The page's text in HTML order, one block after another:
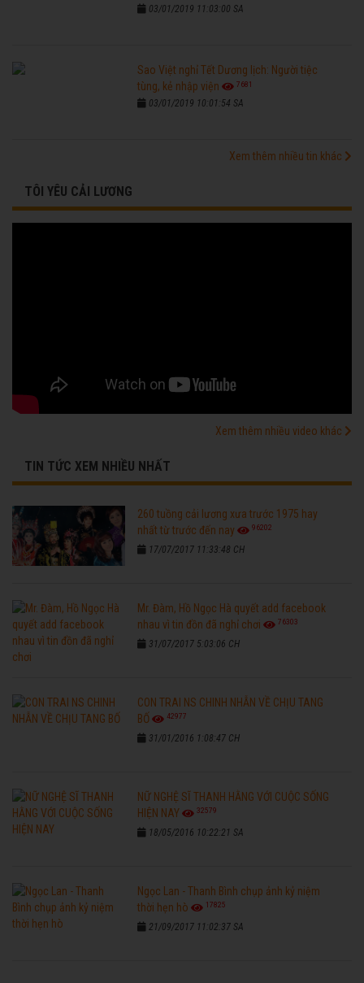
03/01/2019 11:03:00 SA
Sao Việt nghỉ Tết Dương lịch: Người tiệc
tùng, kẻ nhập viện
7681
03/01/2019 10:01:54 SA
Xem thêm nhiều tin khác
TÔI YÊU CẢI LƯƠNG
Xem thêm nhiều video khác
TIN TỨC XEM NHIỀU NHẤT
260 tuồng cải lương xưa trước 1975 hay
nhất từ trước đến nay
96202
17/07/2017 11:33:48 CH
Mr. Đàm, Hồ Ngọc Hà quyết add facebook
nhau vì tin đồn đã nghỉ chơi
76303
31/07/2017 5:03:06 CH
CON TRAI NS CHINH NHẪN VỀ CHỊU TANG
BỐ
42977
31/01/2016 1:08:47 CH
NỮ NGHỆ SĨ THANH HẰNG VỚI CUỘC SỐNG
HIỆN NAY
32579
18/05/2016 10:22:21 SA
Ngọc Lan - Thanh Bình chụp ảnh kỷ niệm
thời hẹn hò
17825
21/09/2017 11:02:37 SA